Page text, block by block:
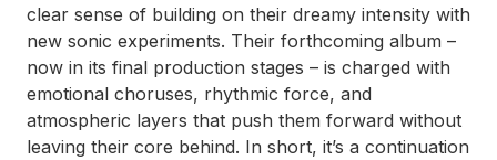
clear sense of building on their dreamy intensity with
new sonic experiments. Their forthcoming album –
now in its final production stages – is charged with
emotional choruses, rhythmic force, and
atmospheric layers that push them forward without
leaving their core behind. In short, it’s a continuation